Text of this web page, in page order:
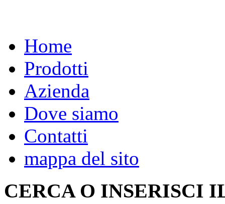
Home
Prodotti
Azienda
Dove siamo
Contatti
mappa del sito
CERCA O INSERISCI